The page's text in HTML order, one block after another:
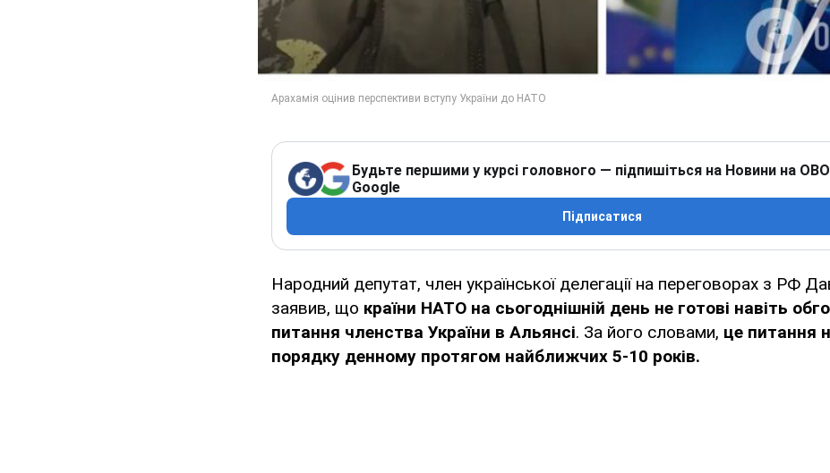
Будьте першими у курсі головного — підпишіться на Новини на
Google
Підписатися
Народний депутат, член української делегації на переговорах з РФ
заявив, що країни НАТО на сьогоднішній день не готові навіть
питання членства України в Альянсі. За його словами, це питання
порядку денному протягом найближчих 5-10 років.